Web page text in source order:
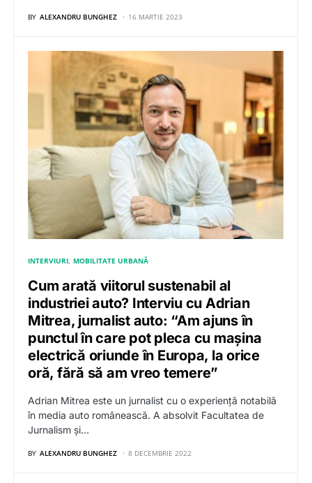
BY ALEXANDRU BUNGHEZ 16 MARTIE 2023
INTERVIURI MOBILITATE URBANĂ
Cum arată viitorul sustenabil al
industriei auto? Interviu cu Adrian
Mitrea, jurnalist auto: “Am ajuns în
punctul în care pot pleca cu mașina
electrică oriunde în Europa, la orice
oră, fără să am vreo temere”
Adrian Mitrea este un jurnalist cu o experiență notabilă
în media auto românească. A absolvit Facultatea de
Jurnalism și…
BY ALEXANDRU BUNGHEZ 8 DECEMBRIE 2022